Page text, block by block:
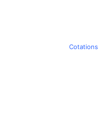
Cotations